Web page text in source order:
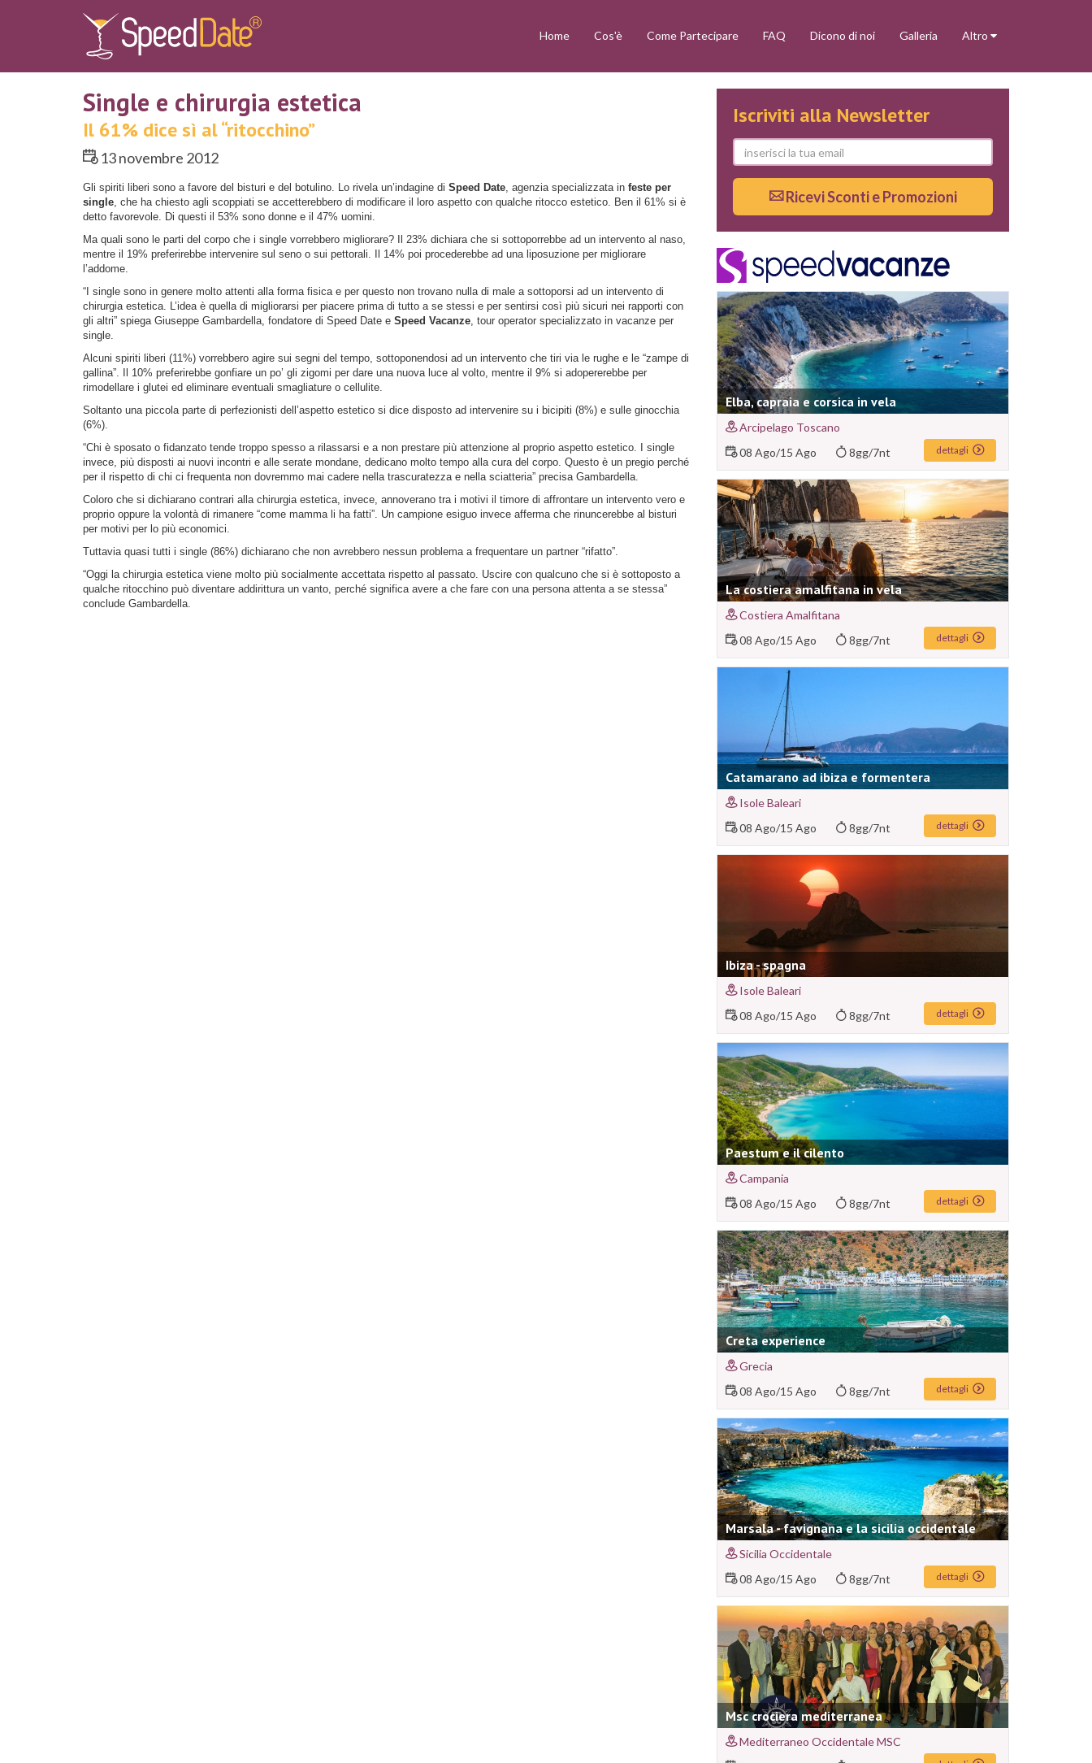
Home Cos'è Come Partecipare FAQ Dicono di noi Galleria Altro
Single e chirurgia estetica
Il 61% dice sì al “ritocchino”
13 novembre 2012
Gli spiriti liberi sono a favore del bisturi e del botulino. Lo rivela un’indagine di Speed Date, agenzia specializzata in feste per
single, che ha chiesto agli scoppiati se accetterebbero di modificare il loro aspetto con qualche ritocco estetico. Ben il 61% si è
detto favorevole. Di questi il 53% sono donne e il 47% uomini.
Ma quali sono le parti del corpo che i single vorrebbero migliorare? Il 23% dichiara che si sottoporrebbe ad un intervento al naso,
mentre il 19% preferirebbe intervenire sul seno o sui pettorali. Il 14% poi procederebbe ad una liposuzione per migliorare
l’addome.
“I single sono in genere molto attenti alla forma fisica e per questo non trovano nulla di male a sottoporsi ad un intervento di
chirurgia estetica. L’idea è quella di migliorarsi per piacere prima di tutto a se stessi e per sentirsi così più sicuri nei rapporti con
gli altri” spiega Giuseppe Gambardella, fondatore di Speed Date e Speed Vacanze, tour operator specializzato in vacanze per
single.
Alcuni spiriti liberi (11%) vorrebbero agire sui segni del tempo, sottoponendosi ad un intervento che tiri via le rughe e le “zampe di
gallina”. Il 10% preferirebbe gonfiare un po’ gli zigomi per dare una nuova luce al volto, mentre il 9% si adopererebbe per
rimodellare i glutei ed eliminare eventuali smagliature o cellulite.
Soltanto una piccola parte di perfezionisti dell’aspetto estetico si dice disposto ad intervenire su i bicipiti (8%) e sulle ginocchia
(6%).
“Chi è sposato o fidanzato tende troppo spesso a rilassarsi e a non prestare più attenzione al proprio aspetto estetico. I single
invece, più disposti ai nuovi incontri e alle serate mondane, dedicano molto tempo alla cura del corpo. Questo è un pregio perché
per il rispetto di chi ci frequenta non dovremmo mai cadere nella trascuratezza e nella sciatteria” precisa Gambardella.
Coloro che si dichiarano contrari alla chirurgia estetica, invece, annoverano tra i motivi il timore di affrontare un intervento vero e
proprio oppure la volontà di rimanere “come mamma li ha fatti”. Un campione esiguo invece afferma che rinuncerebbe al bisturi
per motivi per lo più economici.
Tuttavia quasi tutti i single (86%) dichiarano che non avrebbero nessun problema a frequentare un partner “rifatto”.
“Oggi la chirurgia estetica viene molto più socialmente accettata rispetto al passato. Uscire con qualcuno che si è sottoposto a
qualche ritocchino può diventare addirittura un vanto, perché significa avere a che fare con una persona attenta a se stessa”
conclude Gambardella.
Iscriviti alla Newsletter
Ricevi Sconti e Promozioni
Elba, capraia e corsica in vela
Arcipelago Toscano
08 Ago/15 Ago 8gg/7nt dettagli
La costiera amalfitana in vela
Costiera Amalfitana
08 Ago/15 Ago 8gg/7nt dettagli
Catamarano ad ibiza e formentera
Isole Baleari
08 Ago/15 Ago 8gg/7nt dettagli
Ibiza - spagna
Isole Baleari
08 Ago/15 Ago 8gg/7nt dettagli
Paestum e il cilento
Campania
08 Ago/15 Ago 8gg/7nt dettagli
Creta experience
Grecia
08 Ago/15 Ago 8gg/7nt dettagli
Marsala - favignana e la sicilia occidentale
Sicilia Occidentale
08 Ago/15 Ago 8gg/7nt dettagli
Msc crociera mediterranea
Mediterraneo Occidentale MSC